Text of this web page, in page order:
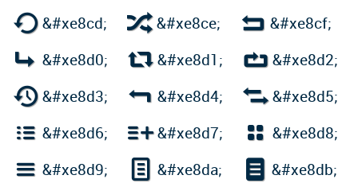
&#xe8cd; &#xe8ce;  &#xe8cf;
 &#xe8d0; &#xe8d1; &#xe8d2;
&#xe8d3;  &#xe8d4; &#xe8d5;
 &#xe8d6; &#xe8d7;  &#xe8d8;
 &#xe8d9;  &#xe8da;  &#xe8db;